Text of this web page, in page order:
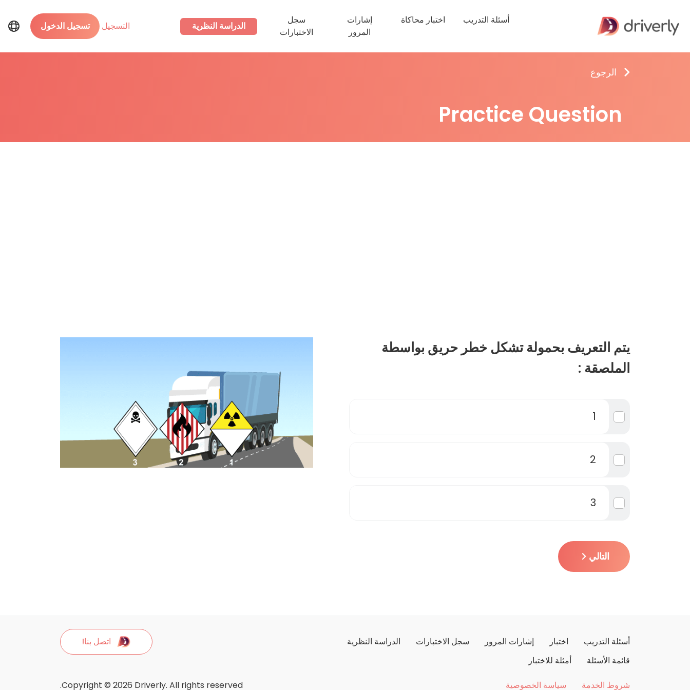
أسئلة التدريب اختبار محاكاة
إشارات
المرور
سجل
الاختبارات
الدراسة النظرية التسجيل تسجيل الدخول
الرجوع
Practice Question
يتم التعريف بحمولة تشكل خطر حريق بواسطة
الملصقة :
1
2
3
التالي
أسئلة التدريب اختبار إشارات المرور سجل الاختبارات الدراسة النظرية
اتصل بنا!
قائمة الأسئلة
أمثلة للاختبار
شروط الخدمة سياسة الخصوصية Copyright © 2026 Driverly. All rights reserved.